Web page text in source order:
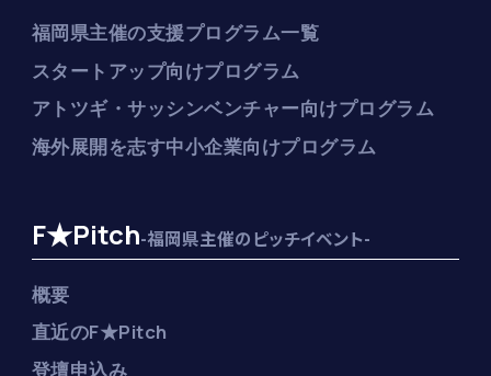
福岡県主催の支援プログラム一覧
スタートアップ向けプログラム
アトツギ・サッシンベンチャー向けプログラム
海外展開を志す中小企業向けプログラム
F★Pitch-福岡県主催のピッチイベント-
概要
直近のF★Pitch
登壇申込み